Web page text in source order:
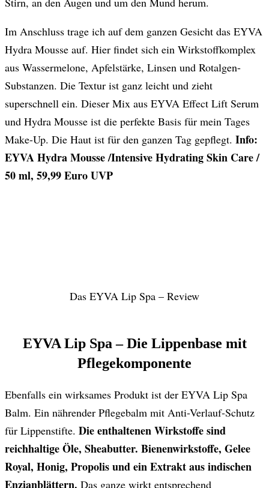
Im Anschluss trage ich auf dem ganzen Gesicht das EYVA
Hydra Mousse auf. Hier findet sich ein Wirkstoffkomplex
aus Wassermelone, Apfelstärke, Linsen und Rotalgen-
Substanzen. Die Textur ist ganz leicht und zieht
superschnell ein. Dieser Mix aus EYVA Effect Lift Serum
und Hydra Mousse ist die perfekte Basis für mein Tages
Make-Up. Die Haut ist für den ganzen Tag gepflegt. Info:
EYVA Hydra Mousse /Intensive Hydrating Skin Care /
50 ml, 59,99 Euro UVP
Das EYVA Lip Spa – Review
EYVA Lip Spa – Die Lippenbase mit
Pflegekomponente
Ebenfalls ein wirksames Produkt ist der EYVA Lip Spa
Balm. Ein nährender Pflegebalm mit Anti-Verlauf-Schutz
für Lippenstifte. Die enthaltenen Wirkstoffe sind
reichhaltige Öle, Sheabutter. Bienenwirkstoffe, Gelee
Royal, Honig, Propolis und ein Extrakt aus indischen
Enzianblättern. Das ganze wirkt entsprechend